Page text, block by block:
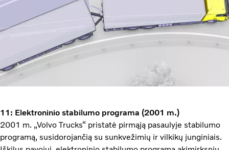
11: Elektroninio stabilumo programa (2001 m.)
2001 m. „Volvo Trucks“ pristatė pirmąją pasaulyje stabilumo
programą, susidorojančią su sunkvežimių ir vilkikų junginiais.